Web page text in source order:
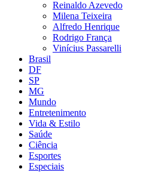
Reinaldo Azevedo
Milena Teixeira
Alfredo Henrique
Rodrigo França
Vinícius Passarelli
Brasil
DF
SP
MG
Mundo
Entretenimento
Vida & Estilo
Saúde
Ciência
Esportes
Especiais